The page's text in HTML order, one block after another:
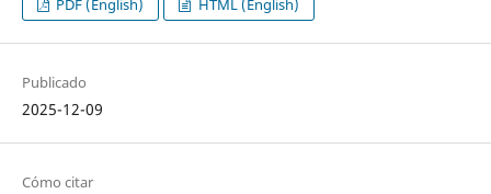
PDF (English) HTML (English)
Publicado
2025-12-09
Cómo citar